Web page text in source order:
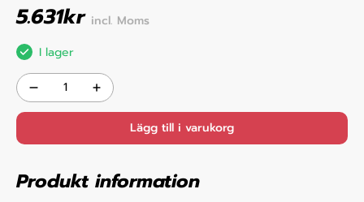
5.631kr incl. Moms
I lager
Lägg till i varukorg
Produkt information